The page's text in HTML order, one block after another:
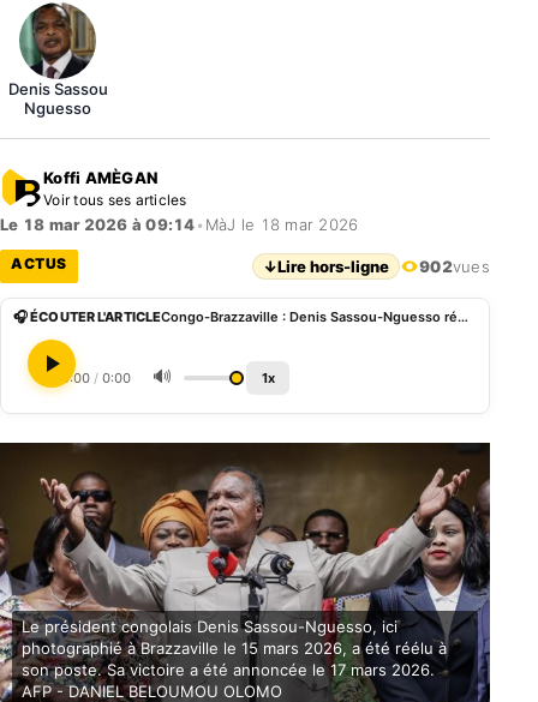
Denis Sassou
Nguesso
Koffi AMÈGAN
Voir tous ses articles
Le 18 mar 2026 à 09:14• MàJ le 18 mar 2026
ACTUS ↓Lire hors-ligne 902vues
🎧 ÉCOUTER L'ARTICLE Congo-Brazzaville : Denis Sassou-Nguesso réélu pour un cinquième mandat
0:00 / 0:00 🔊 1x
Le président congolais Denis Sassou-Nguesso, ici
photographié à Brazzaville le 15 mars 2026, a été réélu à
son poste. Sa victoire a été annoncée le 17 mars 2026.
AFP - DANIEL BELOUMOU OLOMO